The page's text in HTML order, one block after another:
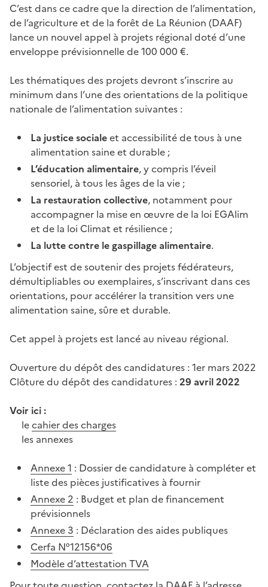
C’est dans ce cadre que la direction de l’alimentation,
de l’agriculture et de la forêt de La Réunion (DAAF)
lance un nouvel appel à projets régional doté d’une
enveloppe prévisionnelle de 100 000 €.
Les thématiques des projets devront s’inscrire au
minimum dans l’une des orientations de la politique
nationale de l’alimentation suivantes :
La justice socialeet accessibilité de tous à une
alimentation saine et durable ;
L’éducation alimentaire, y compris l’éveil
sensoriel, à tous les âges de la vie ;
La restauration collective, notamment pour
accompagner la mise en œuvre de la loi EGAlim
et de la loi Climat et résilience ;
La lutte contre le gaspillage alimentaire.
L’objectif est de soutenir des projets fédérateurs,
démultipliables ou exemplaires, s’inscrivant dans ces
orientations, pour accélérer la transition vers une
alimentation saine, sûre et durable.
Cet appel à projets est lancé au niveau régional.
Ouverture du dépôt des candidatures : 1er mars 2022
Clôture du dépôt des candidatures : 29 avril 2022
Voir ici :
lecahier des charges
les annexes
Annexe 1 : Dossier de candidature à compléter et
liste des pièces justificatives à fournir
Annexe 2 : Budget et plan de financement
prévisionnels
Annexe 3 : Déclaration des aides publiques
Cerfa N°12156*06
Modèle d’attestation TVA